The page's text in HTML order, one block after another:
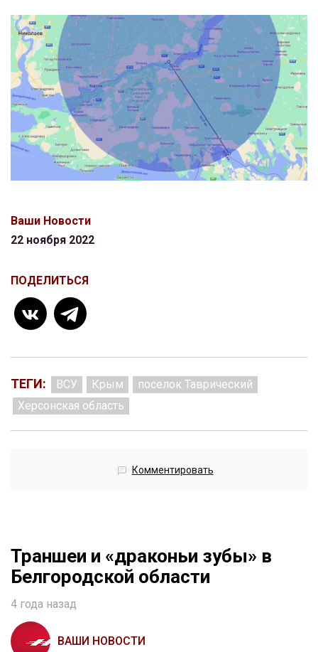
Ваши Новости
22 ноября 2022
ПОДЕЛИТЬСЯ
ТЕГИ: ВСУ Крым
поселок Таврический
Херсонская область
Комментировать
Траншеи и «драконьи зубы» в
Белгородской области
4 года назад
ВАШИ НОВОСТИ